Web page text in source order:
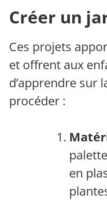
Créer un
Ces projets
et offrent aux
d’apprendre sur
procéder :
en